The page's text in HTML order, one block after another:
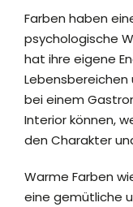
Farben haben
psychologische
hat ihre eigene
Lebensbereichen
bei einem
Interior können,
den Charakter
Warme Farben
eine gemütliche